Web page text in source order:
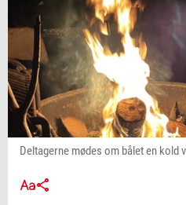
Deltagerne mødes om bålet en kold